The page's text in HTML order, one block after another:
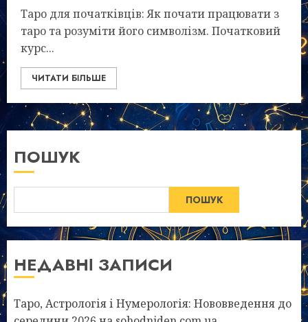
Таро для початківців: Як почати працювати з
таро та розуміти його символізм. Початковий
курс...
ЧИТАТИ БІЛЬШЕ
ПОШУК
ПОШУК
НЕДАВНІ ЗАПИСИ
Таро, Астрологія і Нумерологія: Нововведення до